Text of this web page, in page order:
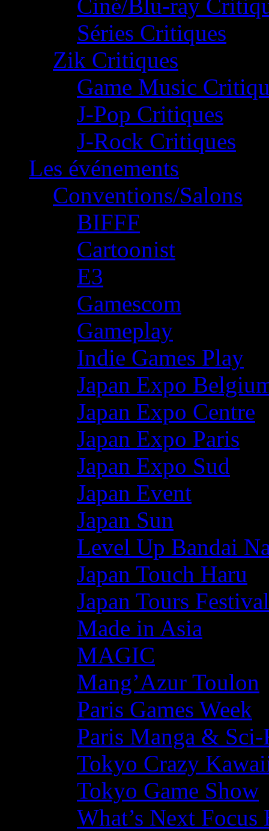
Ciné/Blu-ray
Séries Critiques
Zik Critiques
Game Music
J-Pop Critiques
J-Rock Critiques
Les événements
Conventions/Salons
BIFFF
Cartoonist
E3
Gamescom
Gameplay
Indie Games Play
Japan Expo
Japan Expo Centre
Japan Expo Paris
Japan Expo Sud
Japan Event
Japan Sun
Level Up Bandai
Japan Touch Haru
Japan Tours Festival
Made in Asia
MAGIC
Mang’Azur Toulon
Paris Games Week
Paris Manga &
Tokyo Crazy
Tokyo Game Show
What’s Next